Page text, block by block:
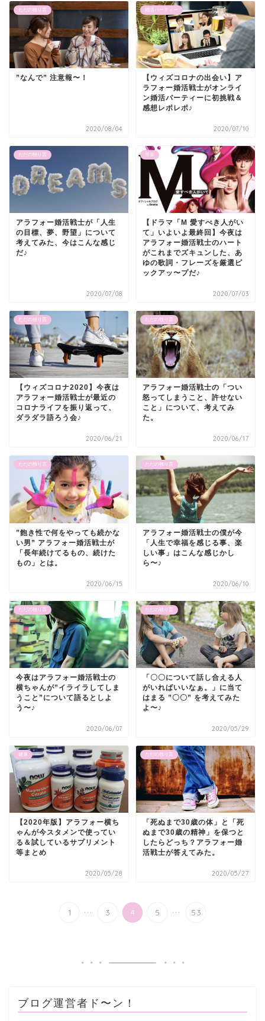
ただの独り言
”なんで” 注意報〜！
2020/08/04
婚活パーティー
【ウィズコロナの出会い】ア
ラフォー婚活戦士がオンライ
ン婚活パーティーに初挑戦＆
感想レポレポ♪
2020/07/10
ただの独り言
アラフォー婚活戦士が「人生
の目標、夢、野望」について
考えてみた、今はこんな感じ
だ♪
2020/07/08
音楽
【ドラマ「M 愛すべき人がい
て」いよいよ最終回】今夜は
アラフォー婚活戦士のハート
がこれまでズキュンした、あ
ゆの歌詞・フレーズを厳選ピ
ックアッ〜プだ♪
2020/07/03
ただの独り言
【ウィズコロナ2020】今夜は
アラフォー婚活戦士が最近の
コロナライフを振り返って、
ダラダラ語ろう会♪
2020/06/21
ただの独り言
アラフォー婚活戦士の「つい
怒ってしまうこと、許せない
こと」について、考えてみ
た。
2020/06/17
ただの独り言
”飽き性で何をやっても続かな
い男” アラフォー婚活戦士が
「長年続けてるもの、続けた
もの」とは。
2020/06/15
ただの独り言
アラフォー婚活戦士の僕が今
「人生で幸福を感じる事、楽
しい事」はこんな感じかし
ら〜♪
2020/06/10
ただの独り言
今夜はアラフォー婚活戦士の
横ちゃんが”イライラしてしま
うこと”について語るとしよ
う〜♪
2020/06/07
ただの独り言
「〇〇について話し合える人
がいればいいなぁ。」に当て
はまる ”〇〇” を考えてみた
よ〜♪
2020/05/29
健康
【2020年版】アラフォー横ち
ゃんが今スタメンで使ってい
る＆試しているサプリメント
等まとめ
2020/05/28
ただの独り言
「死ぬまで30歳の体」と「死
ぬまで30歳の精神」を保つと
したらどっち？アラフォー婚
活戦士が答えてみた。
2020/05/27
1 ... 3 4 5 ... 53
ブログ運営者ド〜ン！